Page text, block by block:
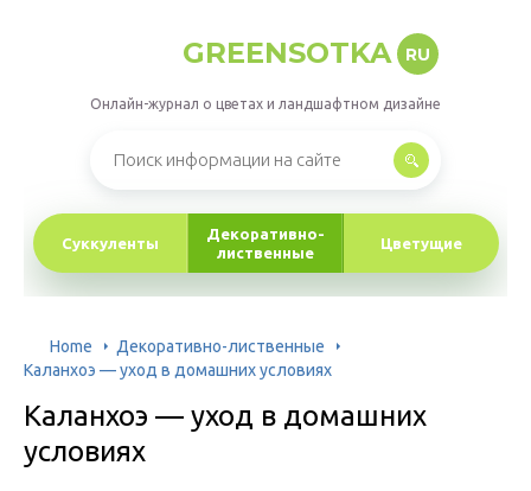
GREENSOTKA RU
Онлайн-журнал о цветах и ландшафтном дизайне
Суккуленты
Декоративно-
лиственные
Цветущие
Home
Декоративно-лиственные
Каланхоэ — уход в домашних условиях
Каланхоэ — уход в домашних
условиях